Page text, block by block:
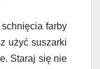
farby
użyć suszarki
Staraj się nie